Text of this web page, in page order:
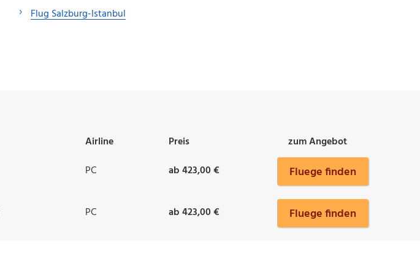
Flug Salzburg-Istanbul
Airline Preis
zum Angebot
PC ab 423,00 € Fluege finden
PC ab 423,00 € Fluege finden